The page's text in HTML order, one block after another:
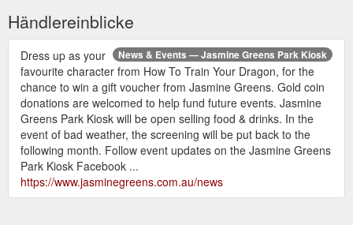
Händlereinblicke
News & Events — Jasmine Greens Park Kiosk
Dress up as your
favourite character from How To Train Your Dragon, for the
chance to win a gift voucher from Jasmine Greens. Gold coin
donations are welcomed to help fund future events. Jasmine
Greens Park Kiosk will be open selling food & drinks. In the
event of bad weather, the screening will be put back to the
following month. Follow event updates on the Jasmine Greens
Park Kiosk Facebook ...
https://www.jasminegreens.com.au/news